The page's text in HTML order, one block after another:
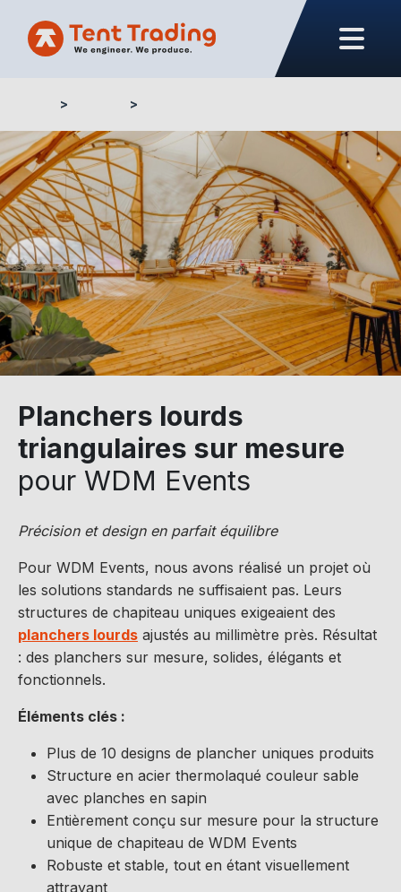
Planchers lourds
triangulaires sur mesure
pour WDM Events
Précision et design en parfait équilibre
Pour WDM Events, nous avons réalisé un projet où
les solutions standards ne suffisaient pas. Leurs
structures de chapiteau uniques exigeaient des
planchers lourds ajustés au millimètre près. Résultat
: des planchers sur mesure, solides, élégants et
fonctionnels.
Éléments clés :
Plus de 10 designs de plancher uniques produits
Structure en acier thermolaqué couleur sable
avec planches en sapin
Entièrement conçu sur mesure pour la structure
unique de chapiteau de WDM Events
Robuste et stable, tout en étant visuellement
attrayant